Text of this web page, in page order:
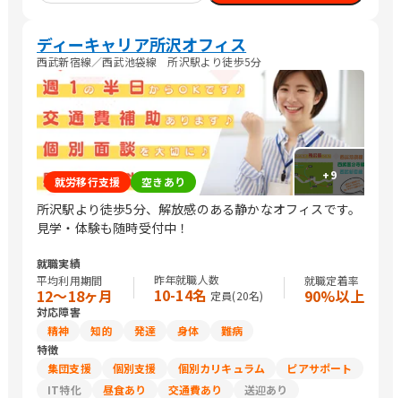
ディーキャリア所沢オフィス
西武新宿線／西武池袋線 所沢駅より徒歩5分
+9
就労移行支援 空きあり
所沢駅より徒歩5分、解放感のある静かなオフィスです。
見学・体験も随時受付中！
就職実績
平均利用期間
12〜18ヶ月
昨年就職人数
10-14名 定員(20名)
就職定着率
90%以上
対応障害
精神
知的 発達 身体
難病
特徴
集団支援
個別支援 個別カリキュラム
ピアサポート
IT特化
昼食あり 交通費あり
送迎あり